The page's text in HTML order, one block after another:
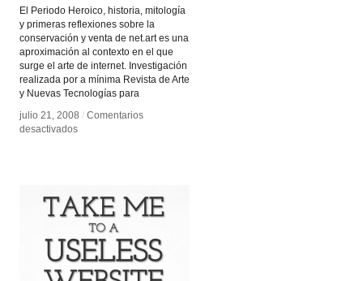
El Periodo Heroico, historia, mitología
y primeras reflexiones sobre la
conservación y venta de net.art es una
aproximación al contexto en el que
surge el arte de internet. Investigación
realizada por a mínima Revista de Arte
y Nuevas Tecnologías para
julio 21, 2008 / Comentarios
desactivadosen
venta
de
net.art
julio 21, 2008 / Comentarios
desactivadosen
venta
de
net.art